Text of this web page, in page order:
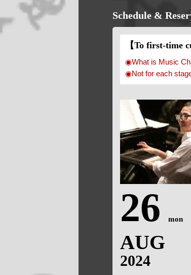
Schedule &
【To first-time
◉What is Music
◉Not for each
26 mon
AUG
2024